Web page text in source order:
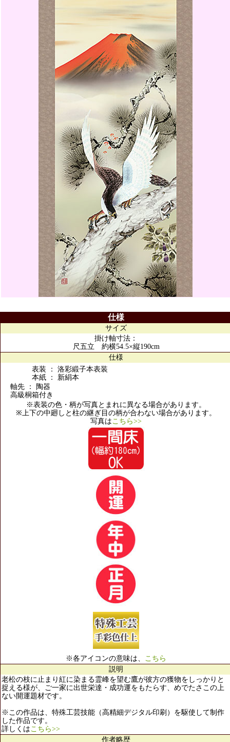
仕様
サイズ
掛け軸寸法：
尺五立 約横54.5×縦190cm
仕様
表装 ： 洛彩緞子本表装
本紙 ： 新絹本
軸先 ： 陶器
高級桐箱付き
※表装の色・柄が写真とまれに異なる場合があります。
※上下の中廻しと柱の継ぎ目の柄が合わない場合があります。
写真はこちら>>
※各アイコンの意味は、 こちら
説明
老松の枝に止まり紅に染まる霊峰を望む鷹が彼方の獲物をしっかりと
捉える様が、ご一家に出世栄達・成功運をもたらす、めでたさこの上
ない開運題材です。
※この作品は、特殊工芸技能（高精細デジタル印刷）を駆使して制作
した作品です。
詳しくはこちら>>
作者略歴